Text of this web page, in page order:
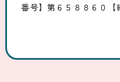
番号】第６５８８６０